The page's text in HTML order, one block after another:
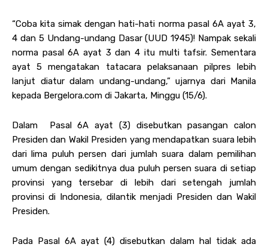
“Coba kita simak dengan hati-hati norma pasal 6A ayat 3,
4 dan 5 Undang-undang Dasar (UUD 1945)! Nampak sekali
norma pasal 6A ayat 3 dan 4 itu multi tafsir. Sementara
ayat 5 mengatakan tatacara pelaksanaan pilpres lebih
lanjut diatur dalam undang-undang,” ujarnya dari Manila
kepada Bergelora.com di Jakarta, Minggu (15/6).
Dalam Pasal 6A ayat (3) disebutkan pasangan calon
Presiden dan Wakil Presiden yang mendapatkan suara lebih
dari lima puluh persen dari jumlah suara dalam pemilihan
umum dengan sedikitnya dua puluh persen suara di setiap
provinsi yang tersebar di lebih dari setengah jumlah
provinsi di Indonesia, dilantik menjadi Presiden dan Wakil
Presiden.
Pada Pasal 6A ayat (4) disebutkan dalam hal tidak ada